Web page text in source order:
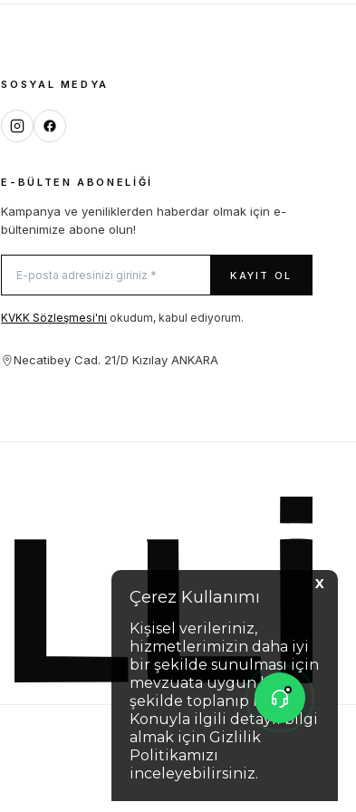
X
Çerez Kullanımı
Kişisel verileriniz,
hizmetlerimizin daha iyi
bir şekilde sunulması için
mevzuata uygun bir
şekilde toplanıp işlenir.
Konuyla ilgili detaylı bilgi
almak için Gizlilik
Politikamızı
inceleyebilirsiniz.
SOSYAL MEDYA
E-BÜLTEN ABONELIĞI
Kampanya ve yeniliklerden haberdar olmak için e-
bültenimize abone olun!
KAYIT OL
KVKK Sözleşmesi'ni okudum, kabul ediyorum.
Necatibey Cad. 21/D Kızılay ANKARA